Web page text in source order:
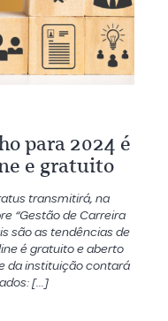
para 2024 é
e gratuito
transmitirá, na
“Gestão de Carreira
são as tendências de
é gratuito e aberto
da instituição contará
[…]